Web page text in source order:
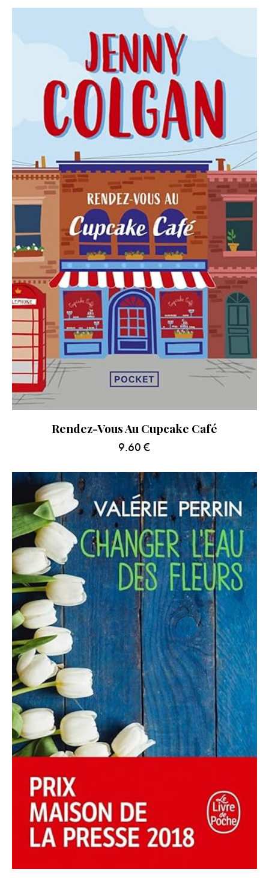
Rendez-Vous Au Cupcake Café
9.60 €